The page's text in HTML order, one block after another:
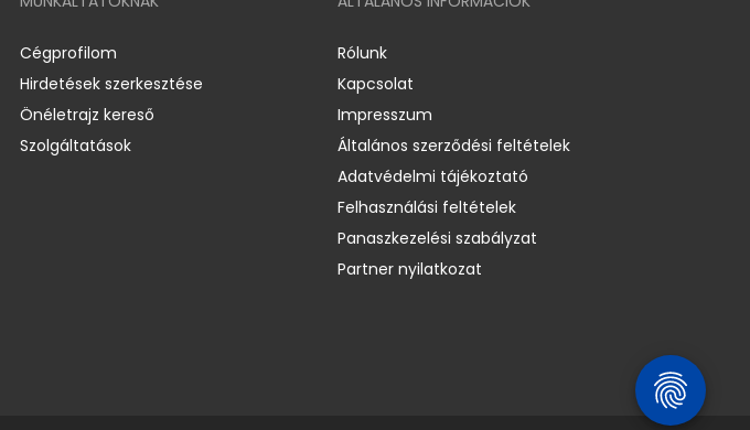
Cégprofilom
Hirdetések szerkesztése
Önéletrajz kereső
Szolgáltatások
Rólunk
Kapcsolat
Impresszum
Általános szerződési feltételek
Adatvédelmi tájékoztató
Felhasználási feltételek
Panaszkezelési szabályzat
Partner nyilatkozat